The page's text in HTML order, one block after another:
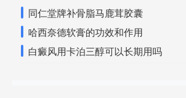
同仁堂牌补骨脂马鹿茸胶囊
哈西奈德软膏的功效和作用
白癜风用卡泊三醇可以长期用吗